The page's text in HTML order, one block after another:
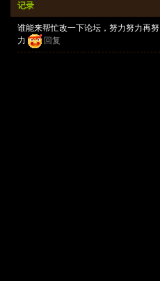
记录
谁能来帮忙改一下论坛，努力努力再努
力
回复